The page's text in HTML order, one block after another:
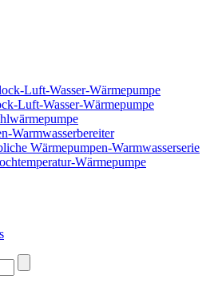
Luft-Wasser-Wärmepumpe
Luft-Wasser-Wärmepumpe
Warmwasserbereiter
Wärmepumpen-Warmwasserserie
Wärmepumpe